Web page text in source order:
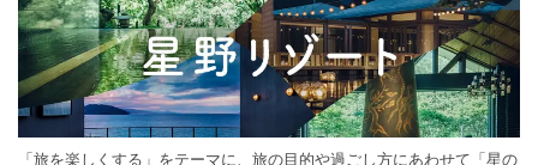
「旅を楽しくする」をテーマに、旅の目的や過ごし方にあわせて「星の